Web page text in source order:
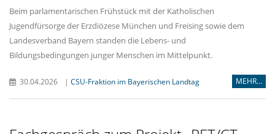
Beim parlamentarischen Frühstück mit der Katholischen
Jugendfürsorge der Erzdiözese München und Freising sowie dem
Landesverband Bayern standen die Lebens- und
Bildungsbedingungen junger Menschen im Mittelpunkt.
30.04.2026 | CSU-Fraktion im Bayerischen Landtag MEHR...